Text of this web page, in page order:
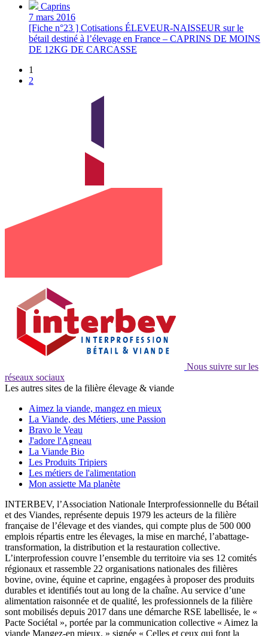
Caprins
7 mars 2016
[Fiche n°23 ] Cotisations ÉLEVEUR-NAISSEUR sur le
bétail destiné à l’élevage en France – CAPRINS DE MOINS
DE 12KG DE CARCASSE
1
2
Nous suivre sur les
réseaux sociaux
Les autres sites de la filière élevage & viande
Aimez la viande, mangez en mieux
La Viande, des Métiers, une Passion
Bravo le Veau
J'adore l'Agneau
La Viande Bio
Les Produits Tripiers
Les métiers de l'alimentation
Mon assiette Ma planète
INTERBEV, l’Association Nationale Interprofessionnelle du Bétail
et des Viandes, représente depuis 1979 les acteurs de la filière
française de l’élevage et des viandes, qui compte plus de 500 000
emplois répartis entre les élevages, la mise en marché, l’abattage-
transformation, la distribution et la restauration collective.
L’interprofession couvre l’ensemble du territoire via ses 12 comités
régionaux et rassemble 22 organisations nationales des filières
bovine, ovine, équine et caprine, engagées à proposer des produits
durables et identifiés tout au long de la chaîne. Au service d’une
alimentation raisonnée et de qualité, les professionnels de la filière
sont mobilisés depuis 2017 dans une démarche RSE labellisée, le «
Pacte Sociétal », portée par la communication collective « Aimez la
viande Mangez-en mieux. » signée « Celles et ceux qui font la